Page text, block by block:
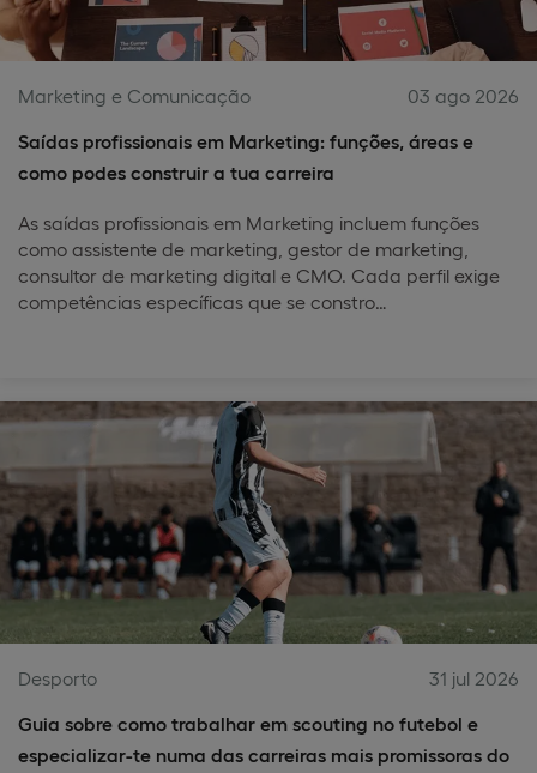
Marketing e Comunicação
03 ago 2026
Saídas profissionais em Marketing: funções, áreas e
como podes construir a tua carreira
As saídas profissionais em Marketing incluem funções
como assistente de marketing, gestor de marketing,
consultor de marketing digital e CMO. Cada perfil exige
competências específicas que se constro…
Desporto
31 jul 2026
Guia sobre como trabalhar em scouting no futebol e
especializar-te numa das carreiras mais promissoras do